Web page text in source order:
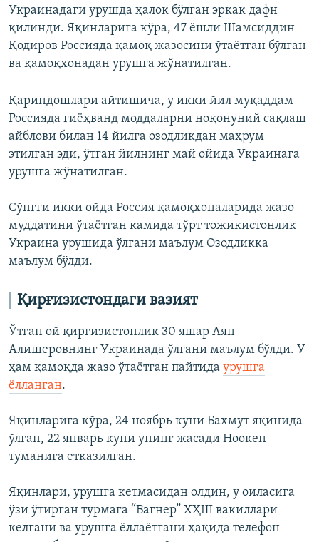
Украинадаги урушда ҳалок бўлган эркак дафн
қилинди. Яқинларига кўра, 47 ёшли Шамсиддин
Қодиров Россияда қамоқ жазосини ўтаётган бўлган
ва қамоқхонадан урушга жўнатилган.
Қариндошлари айтишича, у икки йил муқаддам
Россияда гиёҳванд моддаларни ноқонуний сақлаш
айблови билан 14 йилга озодликдан маҳрум
этилган эди, ўтган йилнинг май ойида Украинага
урушга жўнатилган.
Сўнгги икки ойда Россия қамоқхоналарида жазо
муддатини ўтаётган камида тўрт тожикистонлик
Украина урушида ўлгани маълум Озодликка
маълум бўлди.
Қирғизистондаги вазият
Ўтган ой қирғизистонлик 30 яшар Аян
Алишеровнинг Украинада ўлгани маълум бўлди. У
ҳам қамоқда жазо ўтаётган пайтида урушга
ёлланган.
Яқинларига кўра, 24 ноябрь куни Бахмут яқинида
ўлган, 22 январь куни унинг жасади Ноокен
туманига етказилган.
Яқинлари, урушга кетмасидан олдин, у оиласига
ўзи ўтирган турмага “Вагнер” ХҲШ вакиллари
келгани ва урушга ёллаётгани ҳақида телефон